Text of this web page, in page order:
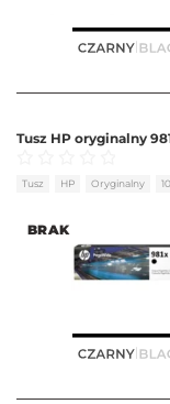
BRAK
Tusz HP oryginalny
Tusz HP Oryginalny